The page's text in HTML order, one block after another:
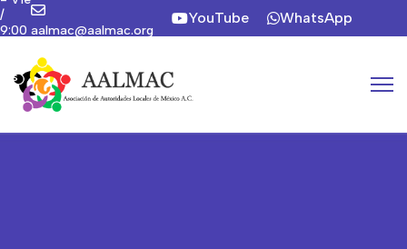
/
9:00
hrs
aalmac@aalmac.org
YouTube WhatsApp